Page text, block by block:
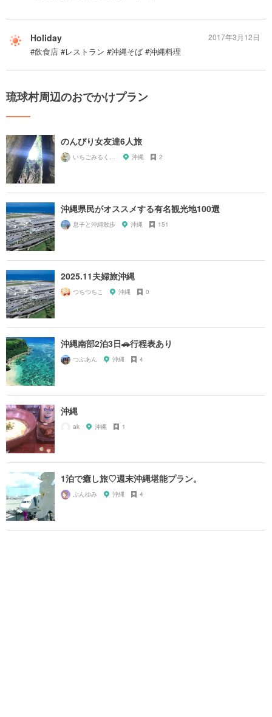
Holiday
#飲食店 #レストラン #沖縄そば #沖縄料理
2017年3月12日
琉球村周辺のおでかけプラン
のんびり女友達6人旅
沖縄 2
沖縄県民がオススメする有名観光地100選
息子と沖縄散歩 沖縄 151
2025.11夫婦旅沖縄
つちつちこ 沖縄 0
沖縄南部2泊3日🚗行程表あり
つぶあん 沖縄 4
沖縄
ak 沖縄 1
1泊で癒し旅♡週末沖縄堪能プラン。
ぶんゆみ 沖縄 4